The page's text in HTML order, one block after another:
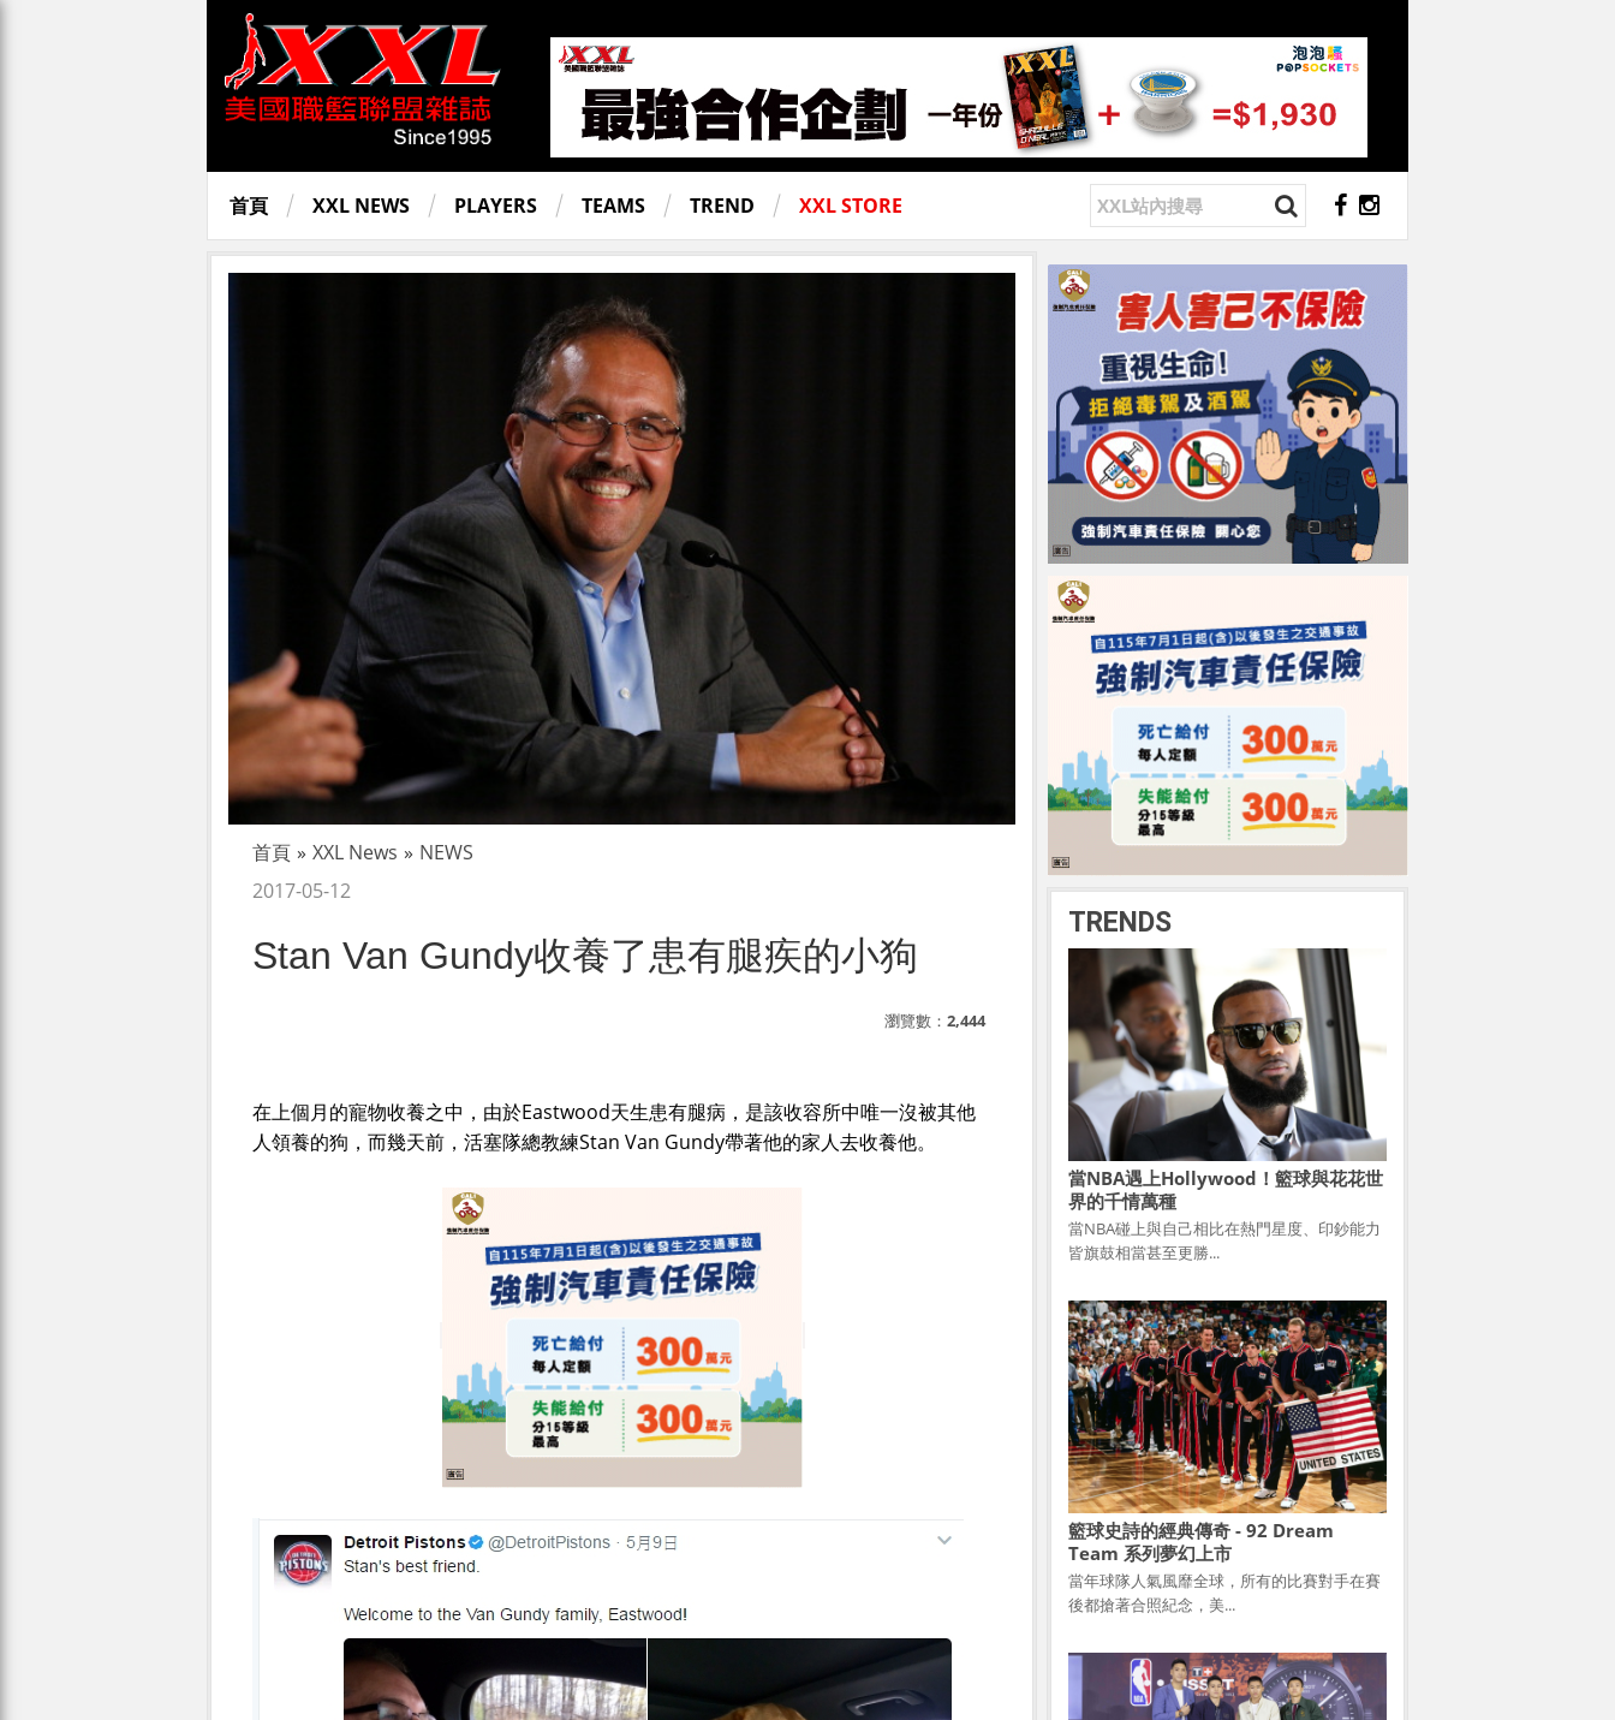
首頁 XXL NEWS PLAYERS TEAMS TREND XXL STORE
首頁 » XXL News » NEWS
2017-05-12
Stan Van Gundy收養了患有腿疾的小狗
瀏覽數： 2,444
在上個月的寵物收養之中，由於Eastwood天生患有腿病，是該收容所中唯一沒被其他
人領養的狗，而幾天前，活塞隊總教練Stan Van Gundy帶著他的家人去收養他。
TRENDS
當NBA遇上Hollywood！籃球與花花世
界的千情萬種
當NBA碰上與自己相比在熱門星度、印鈔能力
皆旗鼓相當甚至更勝...
籃球史詩的經典傳奇 - 92 Dream
Team 系列夢幻上市
當年球隊人氣風靡全球，所有的比賽對手在賽
後都搶著合照紀念，美...